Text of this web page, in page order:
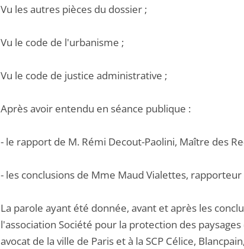
Vu les autres pièces du dossier ;
Vu le code de l'urbanisme ;
Vu le code de justice administrative ;
Après avoir entendu en séance publique :
- le rapport de M. Rémi Decout-Paolini, Maître des
- les conclusions de Mme Maud Vialettes, rapporteur
La parole ayant été donnée, avant et après les
l'association Société pour la protection des
avocat de la ville de Paris et à la SCP Célice,